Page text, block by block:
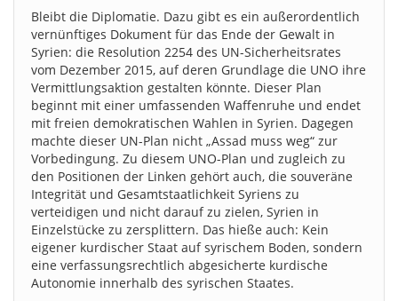
Bleibt die Diplomatie. Dazu gibt es ein außerordentlich
vernünftiges Dokument für das Ende der Gewalt in
Syrien: die Resolution 2254 des UN-Sicherheitsrates
vom Dezember 2015, auf deren Grundlage die UNO ihre
Vermittlungsaktion gestalten könnte. Dieser Plan
beginnt mit einer umfassenden Waffenruhe und endet
mit freien demokratischen Wahlen in Syrien. Dagegen
machte dieser UN-Plan nicht „Assad muss weg“ zur
Vorbedingung. Zu diesem UNO-Plan und zugleich zu
den Positionen der Linken gehört auch, die souveräne
Integrität und Gesamtstaatlichkeit Syriens zu
verteidigen und nicht darauf zu zielen, Syrien in
Einzelstücke zu zersplittern. Das hieße auch: Kein
eigener kurdischer Staat auf syrischem Boden, sondern
eine verfassungsrechtlich abgesicherte kurdische
Autonomie innerhalb des syrischen Staates.